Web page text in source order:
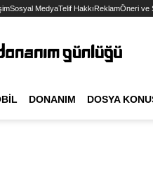
Sosyal MedyaTelif HakkıReklamÖneri ve
DONANIM DOSYA